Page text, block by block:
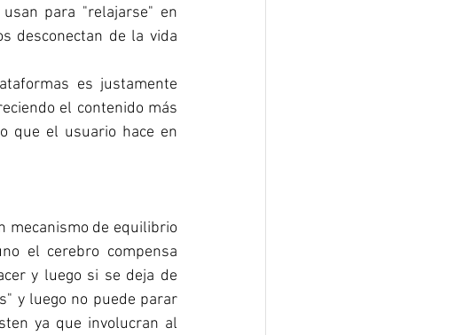
para "relajarse" en
desconectan de la vida
es justamente
el contenido más
que el usuario hace en
mecanismo de equilibrio
el cerebro compensa
y luego si se deja de
y luego no puede parar
ya que involucran al